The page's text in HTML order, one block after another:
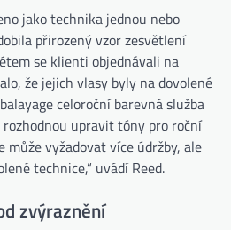
jako technika jednou nebo
přirozený vzor zesvětlení
se klienti objednávali na
že jejich vlasy byly na dovolené
celoroční barevná služba
upravit tóny pro roční
může vyžadovat více údržby, ale
technice,“ uvádí Reed.
zvýraznění